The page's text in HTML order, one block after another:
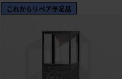
これからリペア予定品